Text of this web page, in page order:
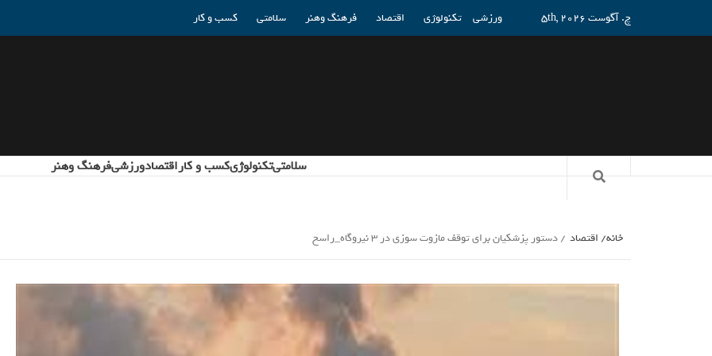
چ. آگوست 5th, 2026 ورزشی تکنولوژی اقتصاد فرهنگ وهنر سلامتی کسب و کار
سلامتیتکنولوژیکسب و کاراقتصادورزشیفرهنگ وهنر
خانه اقتصاد دستور پزشکیان برای توقف مازوت سوزی در 3 نیروگاه_راسخ